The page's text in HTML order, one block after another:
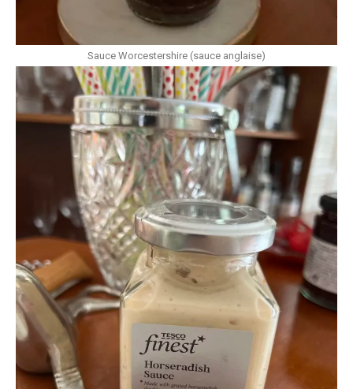
Sauce Worcestershire (sauce anglaise)